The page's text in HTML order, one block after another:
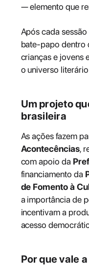
— elemento que
Após cada
bate-papo dentro
crianças e jovens
o universo
Um projeto
brasileira
As ações fazem
Acontecências,
com apoio da
financiamento da
de Fomento à
a importância de
incentivam a
acesso
Por que vale